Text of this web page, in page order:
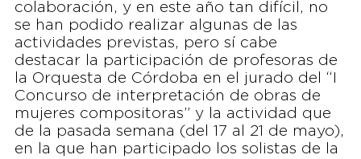
colaboración, y en este año tan difícil, no
se han podido realizar algunas de las
actividades previstas, pero sí cabe
destacar la participación de profesoras de
la Orquesta de Córdoba en el jurado del “I
Concurso de interpretación de obras de
mujeres compositoras” y la actividad que
de la pasada semana (del 17 al 21 de mayo),
en la que han participado los solistas de la